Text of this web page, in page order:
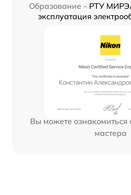
Образование – РТУ
эксплуатация
Вы можете ознакомиться
мастера